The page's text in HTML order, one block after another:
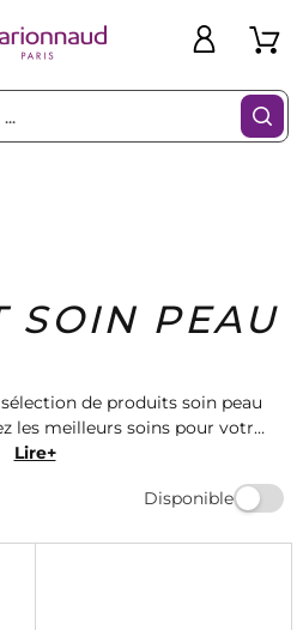
Idées
Cadeaux
Bons
Plans
SOIN PEAU
de produits soin peau
les meilleurs soins pour votre
marques et gammes.
de votre routine beauté un
Lire+
Disponible
Filtres